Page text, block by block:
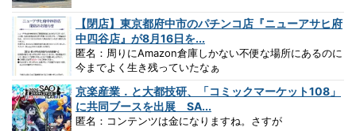
【閉店】東京都府中市のパチンコ店『ニューアサヒ府
中四谷店』が8月16日を...
匿名：周りにAmazon倉庫しかない不便な場所にあるのに
今までよく生き残っていたなぁ
京楽産業．と大都技研、「コミックマーケット108」
に共同ブースを出展 SA...
匿名：コンテンツは金になりますね。さすが